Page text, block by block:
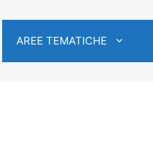
AREE TEMATICHE